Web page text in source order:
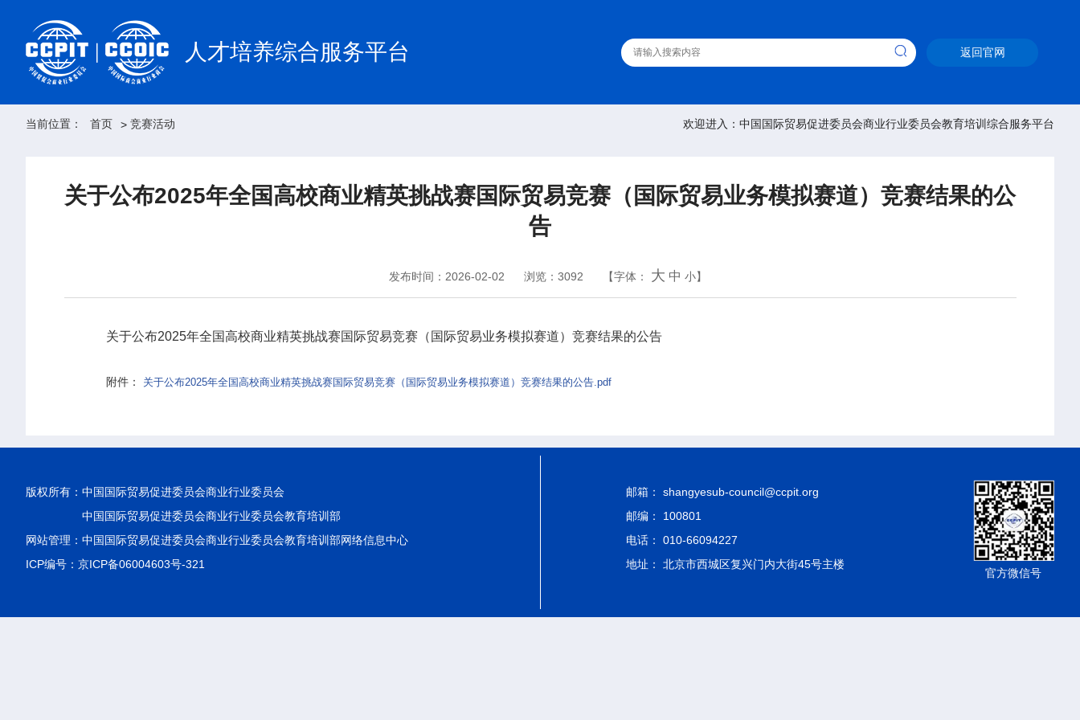
人才培养综合服务平台 返回官网
当前位置： 首页 > 竞赛活动 欢迎进入：中国国际贸易促进委员会商业行业委员会教育培训综合服务平台
关于公布2025年全国高校商业精英挑战赛国际贸易竞赛（国际贸易业务模拟赛道）竞赛结果的公
告
发布时间：2026-02-02 浏览：3092 【字体： 大 中 小】
关于公布2025年全国高校商业精英挑战赛国际贸易竞赛（国际贸易业务模拟赛道）竞赛结果的公告
附件： 关于公布2025年全国高校商业精英挑战赛国际贸易竞赛（国际贸易业务模拟赛道）竞赛结果的公告.pdf
版权所有： 中国国际贸易促进委员会商业行业委员会
中国国际贸易促进委员会商业行业委员会教育培训部
网站管理：中国国际贸易促进委员会商业行业委员会教育培训部网络信息中心
ICP编号：京ICP备06004603号-321
邮箱： shangyesub-council@ccpit.org
邮编： 100801
电话： 010-66094227
地址： 北京市西城区复兴门内大街45号主楼
官方微信号